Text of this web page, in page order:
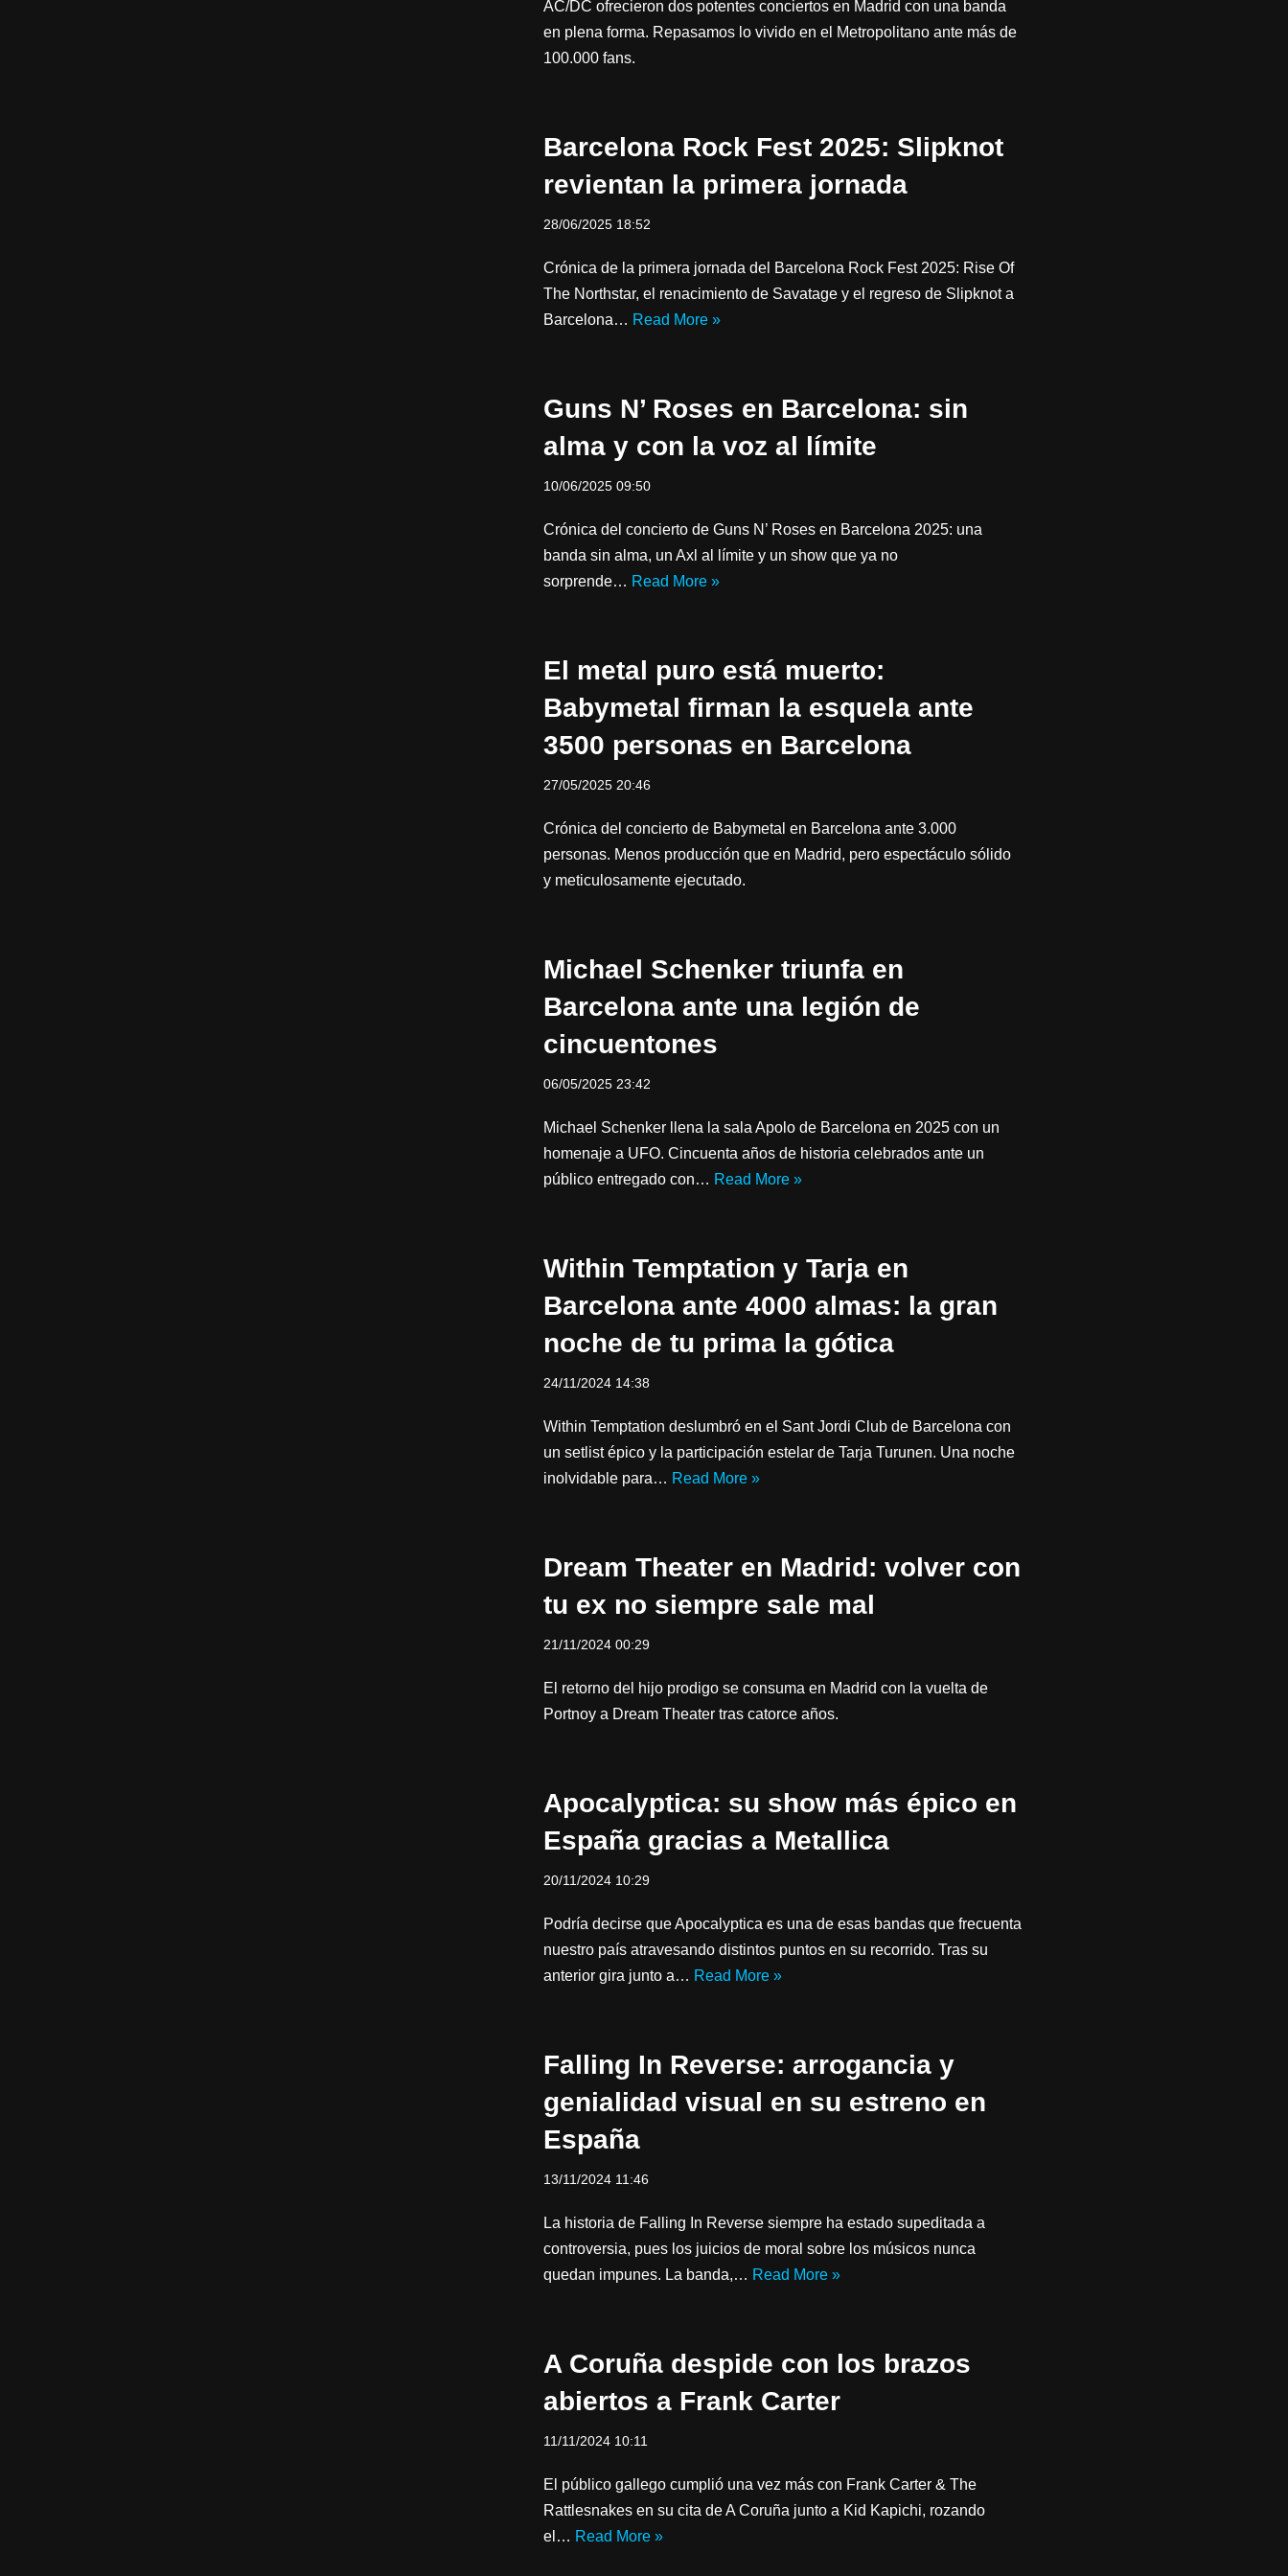
AC/DC ofrecieron dos potentes conciertos en Madrid con una banda
en plena forma. Repasamos lo vivido en el Metropolitano ante más de
100.000 fans.
Barcelona Rock Fest 2025: Slipknot
revientan la primera jornada
28/06/2025 18:52
Crónica de la primera jornada del Barcelona Rock Fest 2025: Rise Of
The Northstar, el renacimiento de Savatage y el regreso de Slipknot a
Barcelona… Read More »
Guns N’ Roses en Barcelona: sin
alma y con la voz al límite
10/06/2025 09:50
Crónica del concierto de Guns N’ Roses en Barcelona 2025: una
banda sin alma, un Axl al límite y un show que ya no
sorprende… Read More »
El metal puro está muerto:
Babymetal firman la esquela ante
3500 personas en Barcelona
27/05/2025 20:46
Crónica del concierto de Babymetal en Barcelona ante 3.000
personas. Menos producción que en Madrid, pero espectáculo sólido
y meticulosamente ejecutado.
Michael Schenker triunfa en
Barcelona ante una legión de
cincuentones
06/05/2025 23:42
Michael Schenker llena la sala Apolo de Barcelona en 2025 con un
homenaje a UFO. Cincuenta años de historia celebrados ante un
público entregado con… Read More »
Within Temptation y Tarja en
Barcelona ante 4000 almas: la gran
noche de tu prima la gótica
24/11/2024 14:38
Within Temptation deslumbró en el Sant Jordi Club de Barcelona con
un setlist épico y la participación estelar de Tarja Turunen. Una noche
inolvidable para… Read More »
Dream Theater en Madrid: volver con
tu ex no siempre sale mal
21/11/2024 00:29
El retorno del hijo prodigo se consuma en Madrid con la vuelta de
Portnoy a Dream Theater tras catorce años.
Apocalyptica: su show más épico en
España gracias a Metallica
20/11/2024 10:29
Podría decirse que Apocalyptica es una de esas bandas que frecuenta
nuestro país atravesando distintos puntos en su recorrido. Tras su
anterior gira junto a… Read More »
Falling In Reverse: arrogancia y
genialidad visual en su estreno en
España
13/11/2024 11:46
La historia de Falling In Reverse siempre ha estado supeditada a
controversia, pues los juicios de moral sobre los músicos nunca
quedan impunes. La banda,… Read More »
A Coruña despide con los brazos
abiertos a Frank Carter
11/11/2024 10:11
El público gallego cumplió una vez más con Frank Carter & The
Rattlesnakes en su cita de A Coruña junto a Kid Kapichi, rozando
el… Read More »